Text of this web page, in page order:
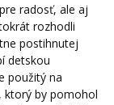
radosť, ale aj
rozhodli
postihnutej
detskou
použitý na
ktorý by pomohol